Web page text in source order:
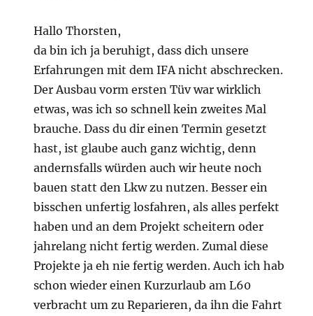
Hallo Thorsten,
da bin ich ja beruhigt, dass dich unsere
Erfahrungen mit dem IFA nicht abschrecken.
Der Ausbau vorm ersten Tüv war wirklich
etwas, was ich so schnell kein zweites Mal
brauche. Dass du dir einen Termin gesetzt
hast, ist glaube auch ganz wichtig, denn
andernsfalls würden auch wir heute noch
bauen statt den Lkw zu nutzen. Besser ein
bisschen unfertig losfahren, als alles perfekt
haben und an dem Projekt scheitern oder
jahrelang nicht fertig werden. Zumal diese
Projekte ja eh nie fertig werden. Auch ich hab
schon wieder einen Kurzurlaub am L60
verbracht um zu Reparieren, da ihn die Fahrt